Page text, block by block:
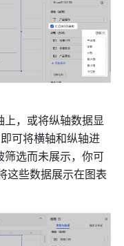
，或将纵轴数据显
可将横轴和纵轴进
选而未展示，你可
这些数据展示在图表